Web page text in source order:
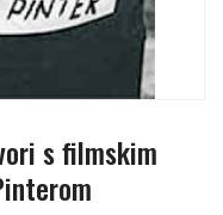
s filmskim